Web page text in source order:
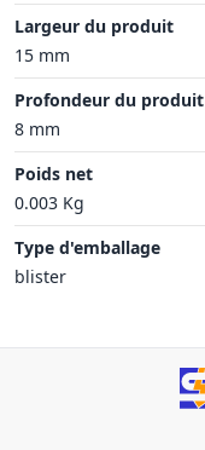
Largeur du produit
15 mm
Profondeur du produit
8 mm
Poids net
0.003 Kg
Type d'emballage
blister